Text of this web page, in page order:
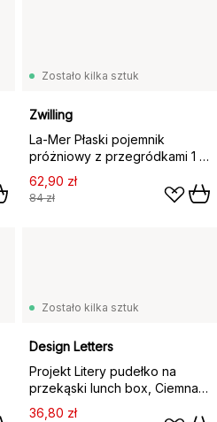
Zostało kilka sztuk
Zwilling
La-Mer Płaski pojemnik
próżniowy z przegródkami 1 L,
21,5x14,5x7 cm
62,90 zł
84 zł
Zostało kilka sztuk
Design Letters
Projekt Litery pudełko na
przekąski lunch box, Ciemna
zieleń
36,80 zł